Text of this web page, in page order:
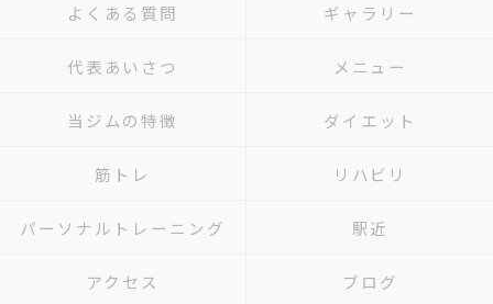
よくある質問 ギャラリー
代表あいさつ メニュー
当ジムの特徴 ダイエット
筋トレ リハビリ
パーソナルトレーニング 駅近
アクセス ブログ